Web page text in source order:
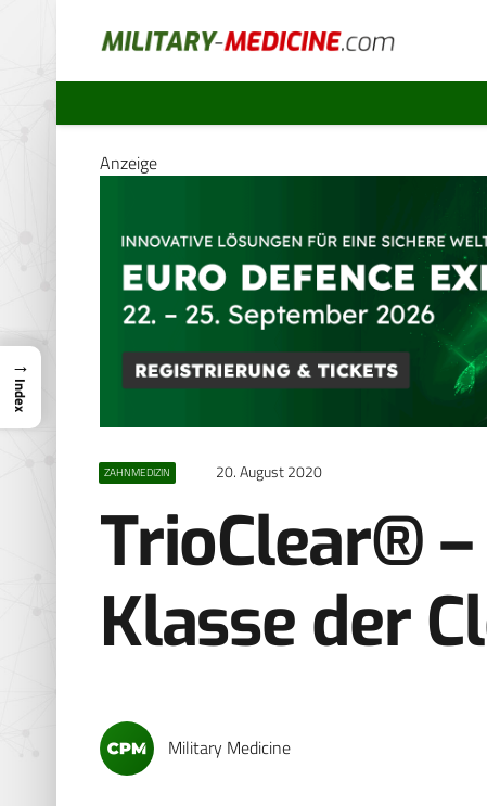
Anzeige
ZAHNMEDIZIN 20. August 2020
TrioClear®
Klasse der
Military Medicine
→
Index